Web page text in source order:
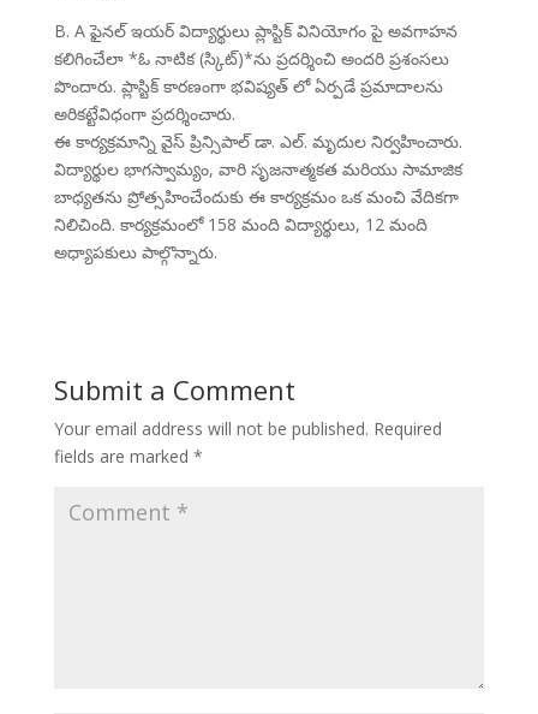
B. A ఫైనల్ ఇయర్ విద్యార్థులు ప్లాస్టిక్ వినియోగం పై అవగాహన
కలిగించేలా *ఓ నాటిక (స్కిట్)*ను ప్రదర్శించి అందరి ప్రశంసలు
పొందారు. ప్లాస్టిక్ కారణంగా భవిష్యత్ లో ఏర్పడే ప్రమాదాలను
అరికట్టేవిధంగా ప్రదర్శించారు.
ఈ కార్యక్రమాన్ని వైస్ ప్రిన్సిపాల్ డా. ఎల్. మృదుల నిర్వహించారు.
విద్యార్థుల భాగస్వామ్యం, వారి సృజనాత్మకత మరియు సామాజిక
బాధ్యతను ప్రోత్సహించేందుకు ఈ కార్యక్రమం ఒక మంచి వేదికగా
నిలిచింది. కార్యక్రమంలో 158 మంది విద్యార్థులు, 12 మంది
అధ్యాపకులు పాల్గొన్నారు.
Submit a Comment
Your email address will not be published. Required
fields are marked *